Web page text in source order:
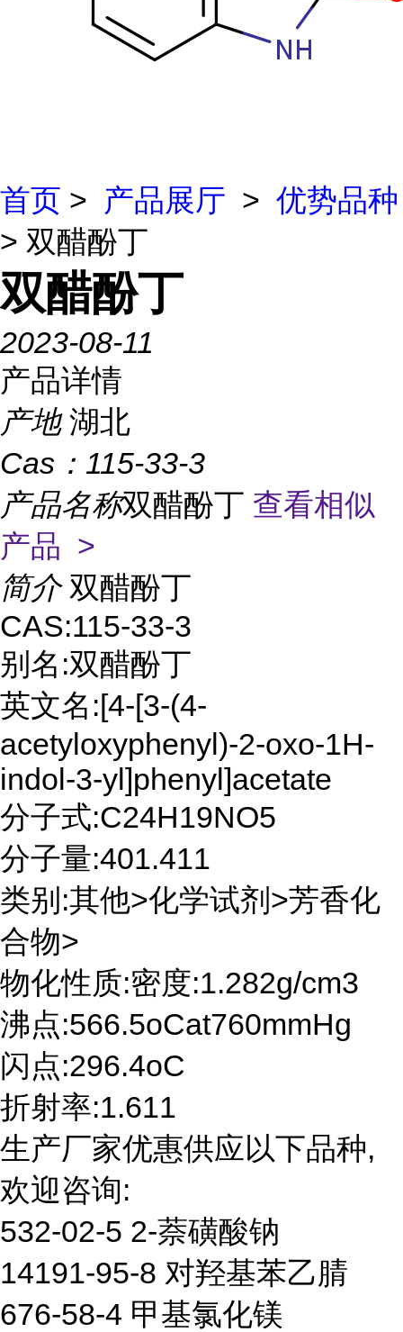
首页 > 产品展厅 > 优势品种
> 双醋酚丁
双醋酚丁
2023-08-11
产品详情
产地 湖北
Cas： 115-33-3
产品名称双醋酚丁 查看相似
产品 >
简介 双醋酚丁
CAS:115-33-3
别名:双醋酚丁
英文名:[4-[3-(4-
acetyloxyphenyl)-2-oxo-1H-
indol-3-yl]phenyl]acetate
分子式:C24H19NO5
分子量:401.411
类别:其他>化学试剂>芳香化
合物>
物化性质:密度:1.282g/cm3
沸点:566.5oCat760mmHg
闪点:296.4oC
折射率:1.611
生产厂家优惠供应以下品种,
欢迎咨询:
532-02-5 2-萘磺酸钠
14191-95-8 对羟基苯乙腈
676-58-4 甲基氯化镁